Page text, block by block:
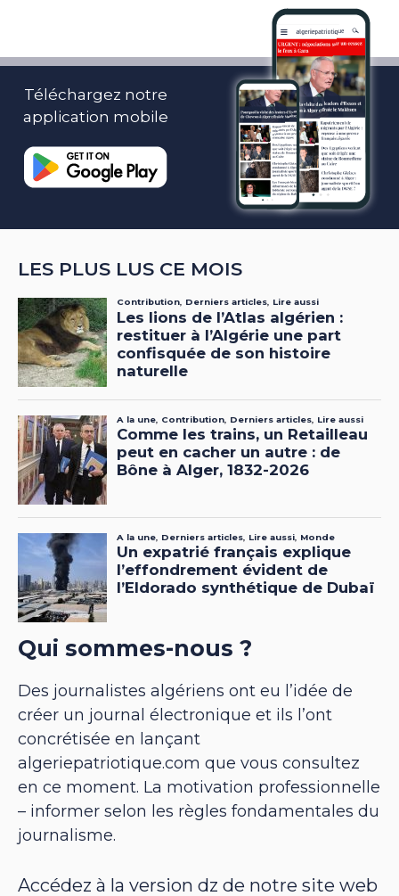
Téléchargez notre
application mobile
LES PLUS LUS CE MOIS
Qui sommes-nous ?
Des journalistes algériens ont eu l’idée de
créer un journal électronique et ils l’ont
concrétisée en lançant
algeriepatriotique.com que vous consultez
en ce moment. La motivation professionnelle
– informer selon les règles fondamentales du
journalisme.
Accédez à la version dz de notre site web